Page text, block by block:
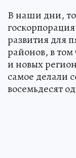
В наши дни,
развития для
районов, в
и новых
самое делали
восемьдесят